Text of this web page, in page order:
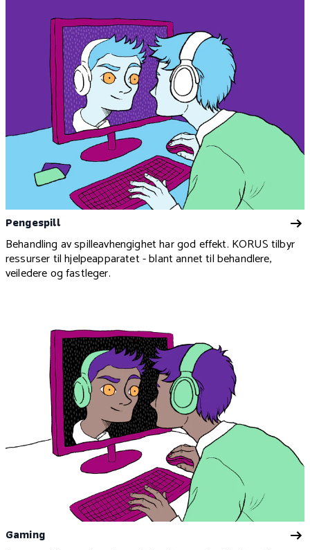
Pengespill
Behandling av spilleavhengighet har god effekt. KORUS tilbyr
ressurser til hjelpeapparatet - blant annet til behandlere,
veiledere og fastleger.
Gaming